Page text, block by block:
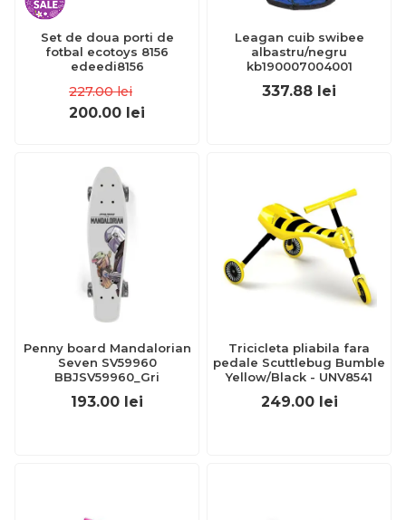
Set de doua porti de
fotbal ecotoys 8156
edeedi8156
227.00 lei
200.00 lei
Leagan cuib swibee
albastru/negru
kb190007004001
337.88 lei
Penny board Mandalorian
Seven SV59960
BBJSV59960_Gri
193.00 lei
Tricicleta pliabila fara
pedale Scuttlebug Bumble
Yellow/Black - UNV8541
249.00 lei